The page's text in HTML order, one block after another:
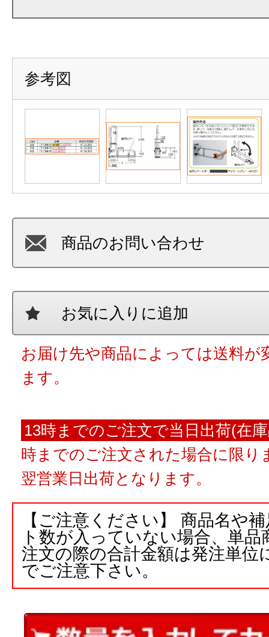
参考図
商品のお問い合わせ
お気に入りに追加
お届け先や商品によっては送料が
ます。
13時までのご注文で当日出荷(在
時までのご注文された場合に限り
翌営業日出荷となります。
【ご注意ください】 商品名や
ト数が入っていない場合、単
注文の際の合計金額は発注単位
でご注意下さい。